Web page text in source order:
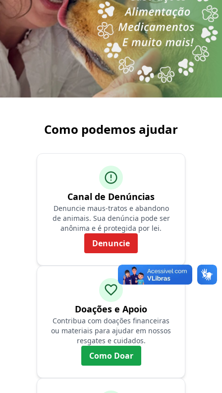
Como podemos ajudar
error
Canal de Denúncias
Denuncie maus-tratos e abandono
de animais. Sua denúncia pode ser
anônima e é protegida por lei.
Denuncie
favorite
Doações e Apoio
Contribua com doações financeiras
ou materiais para ajudar em nossos
resgates e cuidados.
Como Doar